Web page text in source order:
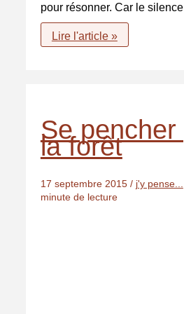
pour résonner. Car le
Autour
de
Lire l'article »
Se
la forêt
17 septembre 2015 / j'y pense...
minute de lecture